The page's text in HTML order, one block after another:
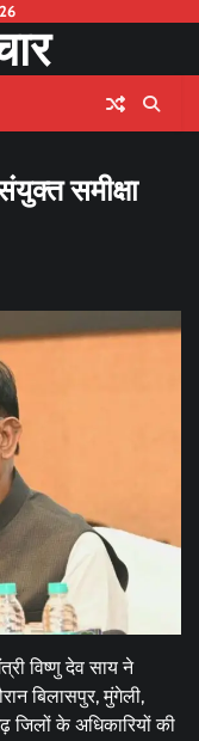
समीक्षा
विष्णु देव साय ने
बिलासपुर, मुंगेली,
जिलों के अधिकारियों की